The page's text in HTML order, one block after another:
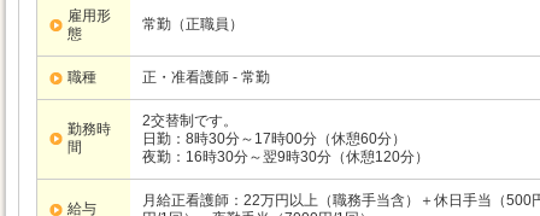
雇用形
態
常勤（正職員）
職種 正・准看護師 - 常勤
勤務時
間
2交替制です。
日勤：8時30分～17時00分（休憩60分）
夜勤：16時30分～翌9時30分（休憩120分）
給与
月給正看護師：22万円以上（職務手当含）＋休日手当（